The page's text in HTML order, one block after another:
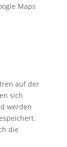
Maps
auf der
sich
werden
die